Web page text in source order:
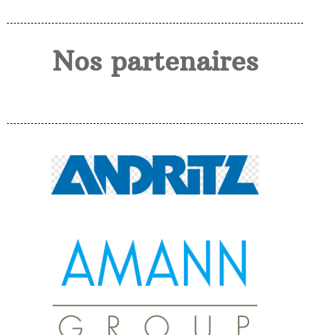
Nos partenaires